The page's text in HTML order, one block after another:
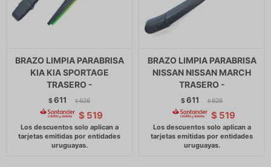
BRAZO LIMPIA PARABRISA
KIA KIA SPORTAGE
TRASERO -
$611 $ 626
$ 519
BRAZO LIMPIA PARABRISA
NISSAN NISSAN MARCH
TRASERO -
$611 $ 626
$ 519